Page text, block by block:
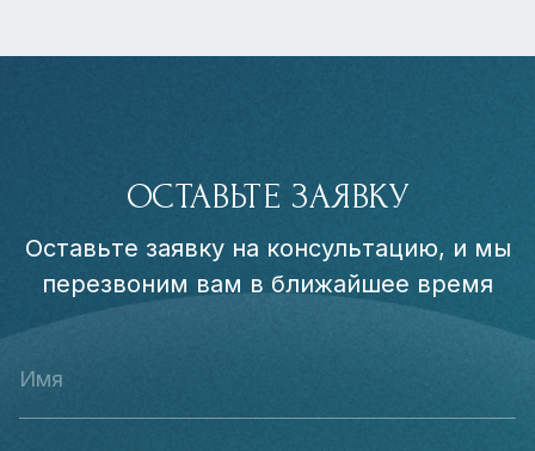
ОСТАВЬТЕ ЗАЯВКУ
Оставьте заявку на консультацию, и мы
перезвоним вам в ближайшее время